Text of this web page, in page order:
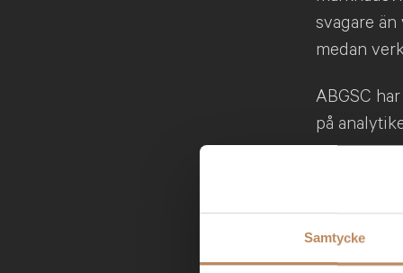
Samtycke
svagare
medan
ABGSC
på
tillbaka